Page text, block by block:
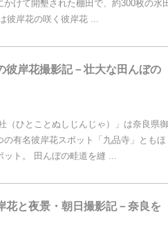
けて開墾された棚田で、約300枚の水
彼岸花の咲く彼岸花 ...
彼岸花撮影記－壮大な田んぼの
（ひとことぬしじんじゃ）」は奈良県御
有名彼岸花スポット「九品寺」ともほ
ト。 田んぼの畦道を縫 ...
花と夜景・朝日撮影記－奈良を